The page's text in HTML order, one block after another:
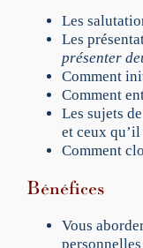
a
t
Les
Les
présenter
Comment
Comment
Les sujets
et ceux
Comment
Bénéfices
Vous